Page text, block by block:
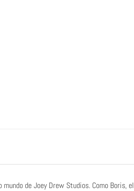
de Joey Drew Studios. Como Boris, el